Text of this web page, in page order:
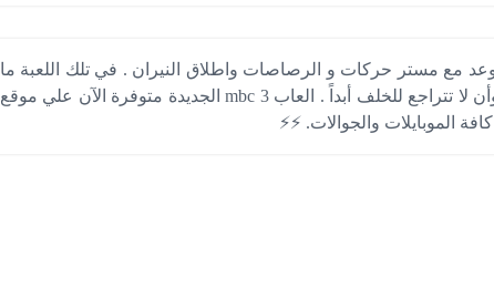
مع مستر حركات و الرصاصات واطلاق النيران . في تلك اللعبة ما
عليك سوي أن تصيب هدفك ببراعة وأن لا تتراجع للخلف أبداً . العاب mbc 3 الجديدة متوفرة الآن علي موقع
الموبايلات والجوالات. ⚡⚡